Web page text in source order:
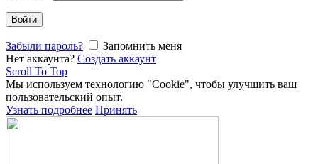
Войти
Забыли пароль?
Запомнить меня
Нет аккаунта? Создать аккаунт
Scroll To Top
Мы используем технологию "Cookie", чтобы улучшить ваш
пользовательский опыт.
Узнать подробнее Принять